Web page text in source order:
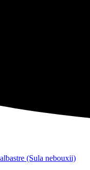
(Sula nebouxii)